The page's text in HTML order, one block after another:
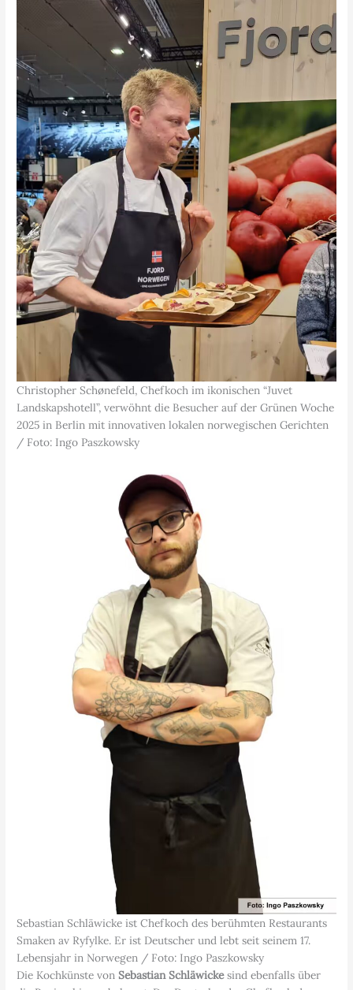
Christopher Schønefeld, Chefkoch im ikonischen “Juvet
Landskapshotell”, verwöhnt die Besucher auf der Grünen Woche
2025 in Berlin mit innovativen lokalen norwegischen Gerichten
/ Foto: Ingo Paszkowsky
Sebastian Schläwicke ist Chefkoch des berühmten Restaurants
Smaken av Ryfylke. Er ist Deutscher und lebt seit seinem 17.
Lebensjahr in Norwegen / Foto: Ingo Paszkowsky
Die Kochkünste von Sebastian Schläwickesind ebenfalls über